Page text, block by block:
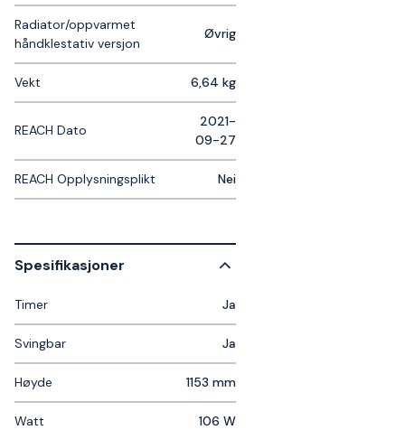
Radiator/oppvarmet
håndklestativ versjon
Øvrig
Vekt 6,64 kg
REACH Dato
2021-
09-27
REACH Opplysningsplikt Nei
Spesifikasjoner
Timer Ja
Svingbar Ja
Høyde 1153 mm
Watt 106 W